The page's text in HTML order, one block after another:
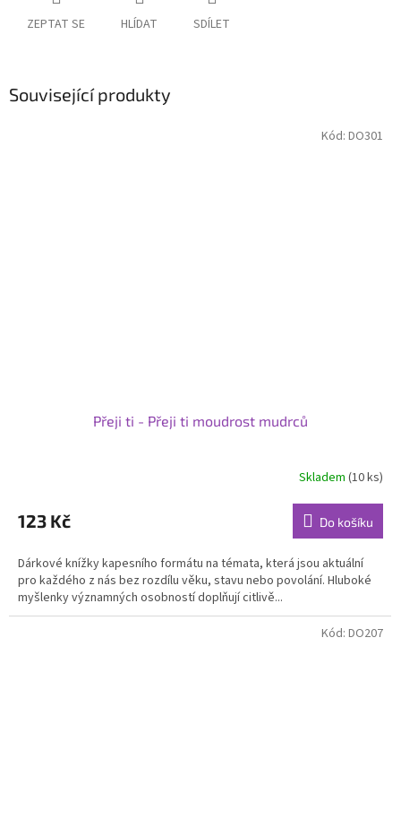
ZEPTAT SE HLÍDAT SDÍLET
Související produkty
Přeji ti - Přeji ti moudrost mudrců
Skladem (10 ks)
123 Kč Do košíku
Dárkové knížky kapesního formátu na témata, která jsou aktuální
pro každého z nás bez rozdílu věku, stavu nebo povolání. Hluboké
myšlenky významných osobností doplňují citlivě...
Kód: DO301
Kód: DO207